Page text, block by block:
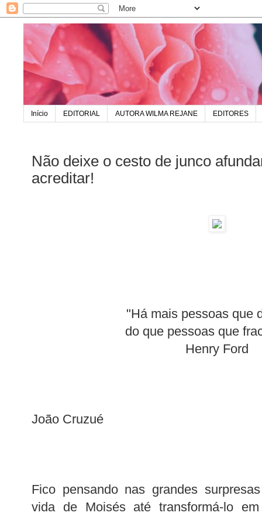
Início EDITORIAL AUTORA WILMA REJANE EDITORES
Não deixe o cesto de junco
acreditar!
"Há mais pessoas que
do que pessoas que
Henry Ford
João Cruzué
Fico pensando nas grandes
vida de Moisés até transformá-lo